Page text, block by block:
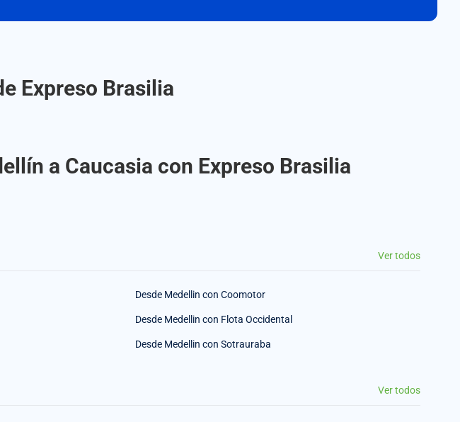
Expreso Brasilia
a Caucasia con Expreso Brasilia
Ver todos
Desde Medellin con Coomotor
Desde Medellin con Flota Occidental
Desde Medellin con Sotrauraba
Ver todos